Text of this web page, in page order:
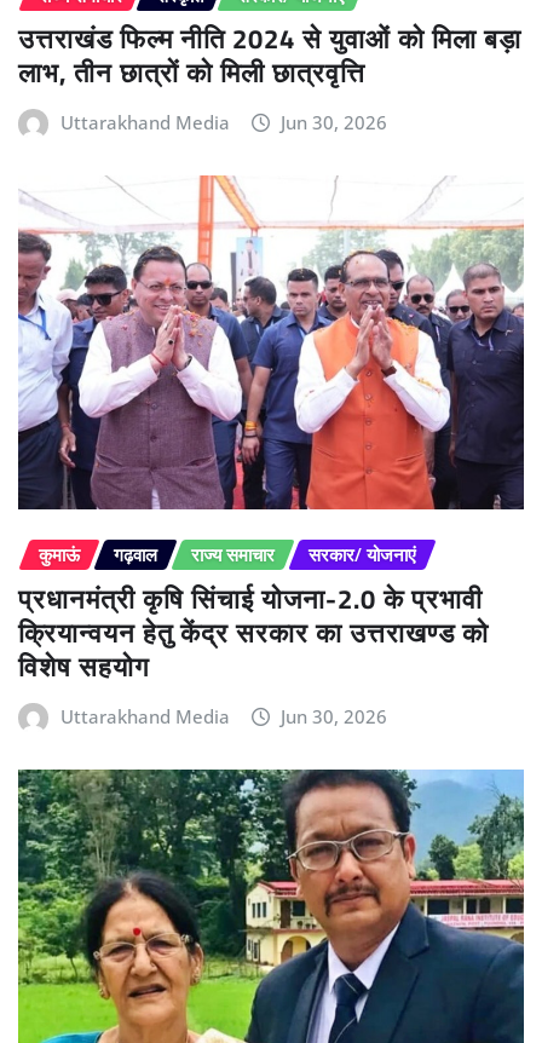
उत्तराखंड फिल्म नीति 2024 से युवाओं को मिला बड़ा
लाभ, तीन छात्रों को मिली छात्रवृत्ति
Uttarakhand Media Jun 30, 2026
कुमाऊं गढ़वाल राज्य समाचार सरकार/ योजनाएं
प्रधानमंत्री कृषि सिंचाई योजना-2.0 के प्रभावी
क्रियान्वयन हेतु केंद्र सरकार का उत्तराखण्ड को
विशेष सहयोग
Uttarakhand Media Jun 30, 2026